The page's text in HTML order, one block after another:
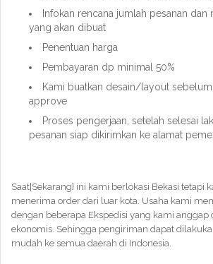
Infokan rencana jumlah pesanan dan
yang akan dibuat
Penentuan harga
Pembayaran dp minimal 50%
Kami buatkan desain/layout
approve
Proses pengerjaan, setelah selesai
pesanan siap dikirimkan ke alamat
Saat|Sekarang} ini kami berlokasi Bekasi tetapi
menerima order dari luar kota. Usaha kami
dengan beberapa Ekspedisi yang kami anggap
ekonomis. Sehingga pengiriman dapat
mudah ke semua daerah di Indonesia.